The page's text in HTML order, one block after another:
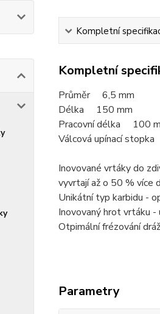
Kompletní
Kompletní
Průměr 6,5 mm
Délka 150 mm
Pracovní délka 100
Válcová upínací stopka
Inovované vrtáky do
vyvrtají až o 50 % více
Unikátní typ karbidu -
Inovovaný hrot vrtáku -
Otpimální frézování
Parametry